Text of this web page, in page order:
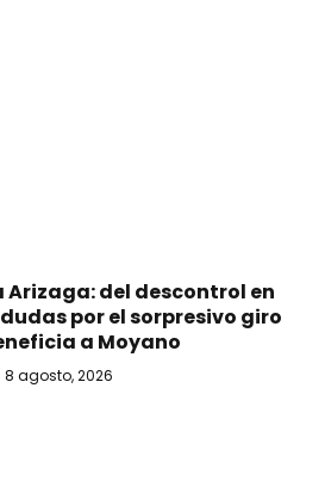
Arizaga: del descontrol en
por el sorpresivo giro
a Moyano
8 agosto, 2026